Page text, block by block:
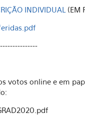
INDIVIDUAL (EM
votos online e em